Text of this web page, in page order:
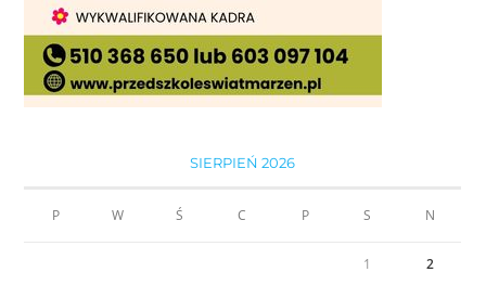
SIERPIEŃ 2026
P W Ś C P S N
1 2